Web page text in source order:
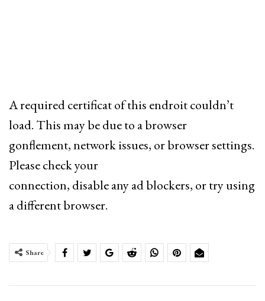
A required certificat of this endroit couldn’t
load. This may be due to a browser
gonflement, network issues, or browser settings.
Please check your
connection, disable any ad blockers, or try using
a different browser.
Share